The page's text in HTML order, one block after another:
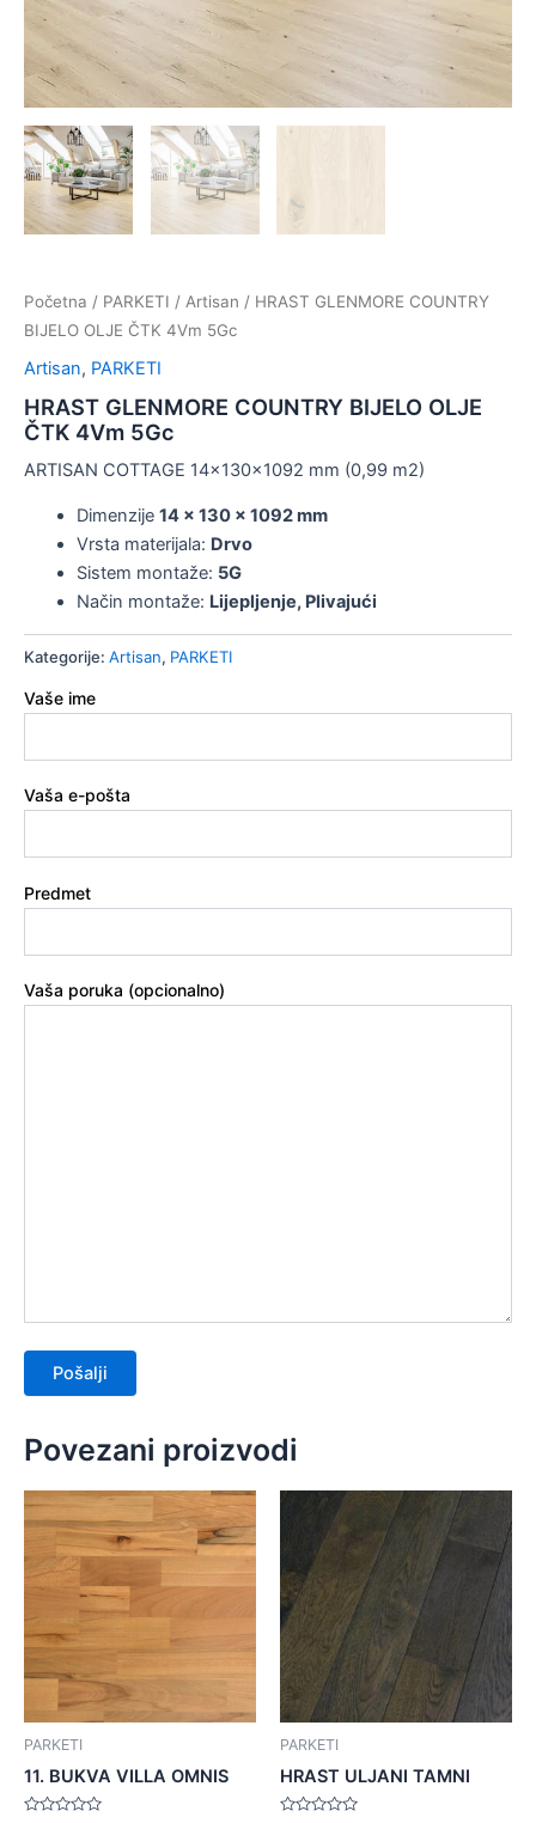
Početna / PARKETI / Artisan / HRAST GLENMORE COUNTRY
BIJELO OLJE ČTK 4Vm 5Gc
Artisan, PARKETI
HRAST GLENMORE COUNTRY BIJELO OLJE
ČTK 4Vm 5Gc
ARTISAN COTTAGE 14x130x1092 mm (0,99 m2)
Dimenzije 14 x 130 x 1092 mm
Vrsta materijala: Drvo
Sistem montaže: 5G
Način montaže: Lijepljenje, Plivajući
Kategorije: Artisan, PARKETI
Vaše ime
Vaša e-pošta
Predmet
Vaša poruka (opcionalno)
Povezani proizvodi
PARKETI
11. BUKVA VILLA OMNIS
PARKETI
HRAST ULJANI TAMNI